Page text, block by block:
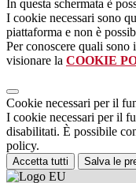
In questa schermata è
I cookie necessari sono
piattaforma e non è
Per conoscere quali sono
visionare la COOKIE
Cookie necessari per il
I cookie necessari per il
disabilitati. È possibile
policy.
Accetta tutti Salva le